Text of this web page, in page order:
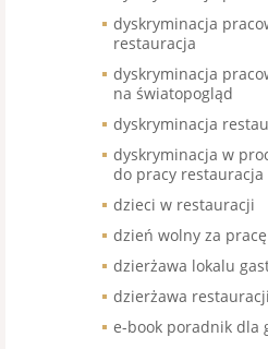
dyskryminacja
restauracja
dyskryminacja
na światopogląd
dyskryminacja
dyskryminacja w
do pracy restauracja
dzieci w restauracji
dzień wolny za
dzierżawa lokalu
dzierżawa
e-book poradnik dla